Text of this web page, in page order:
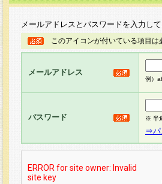
メールアドレスとパスワードを入力し
このアイコンが付いている項目は
メールアドレス
例）
パスワード ※ 半
⇒パ